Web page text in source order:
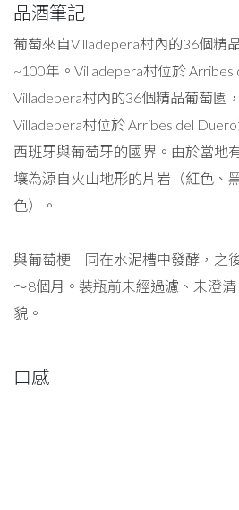
品酒筆記
葡萄來自Villadepera村內的36個精
~100年。Villadepera村位於 Arribes
Villadepera村內的36個精品葡萄園
Villadepera村位於 Arribes del
西班牙與葡萄牙的國界。由於當地
壤為源自火山地形的片岩（紅色、
色）。
與葡萄梗一同在水泥槽中發酵，之
～8個月。裝瓶前未經過濾、未澄
貌。
口感